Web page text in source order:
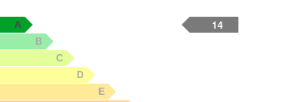
14
A
B
C
D
E